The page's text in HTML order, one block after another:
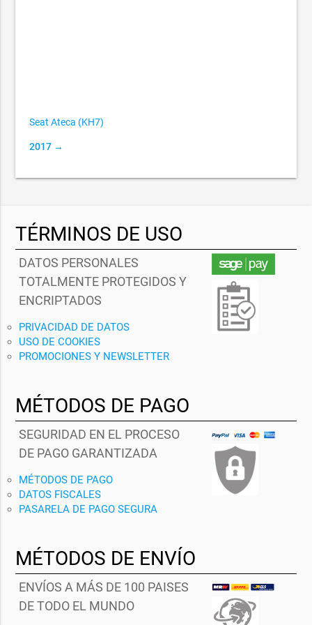
Seat Ateca (KH7)
2017 →
TÉRMINOS DE USO
DATOS PERSONALES
TOTALMENTE PROTEGIDOS Y
ENCRIPTADOS
PRIVACIDAD DE DATOS
USO DE COOKIES
PROMOCIONES Y NEWSLETTER
MÉTODOS DE PAGO
SEGURIDAD EN EL PROCESO
DE PAGO GARANTIZADA
MÉTODOS DE PAGO
DATOS FISCALES
PASARELA DE PAGO SEGURA
MÉTODOS DE ENVÍO
ENVÍOS A MÁS DE 100 PAISES
DE TODO EL MUNDO